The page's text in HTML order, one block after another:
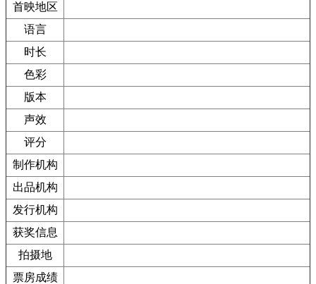
首映地区
语言
时长
色彩
版本
声效
评分
制作机构
出品机构
发行机构
获奖信息
拍摄地
票房成绩